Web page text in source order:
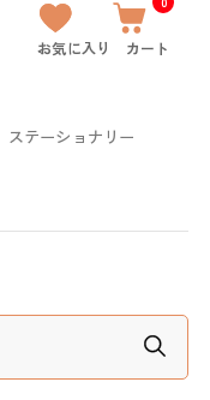
お気に入り カート
ステーショナリー